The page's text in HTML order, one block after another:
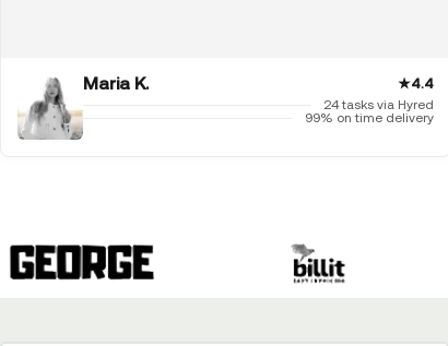
Maria K. ★4.4
24 tasks via Hyred
99% on time delivery